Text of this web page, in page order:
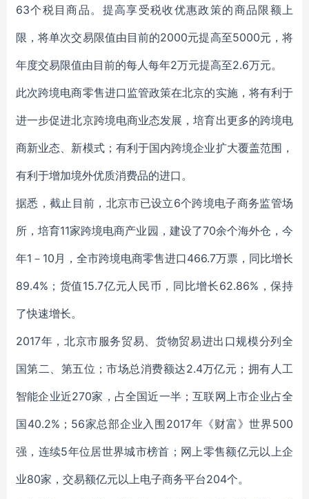
63个税目商品。提高享受税收优惠政策的商品限额上
限，将单次交易限值由目前的2000元提高至5000元，将
年度交易限值由目前的每人每年2万元提高至2.6万元。
此次跨境电商零售进口监管政策在北京的实施，将有利于
进一步促进北京跨境电商业态发展，培育出更多的跨境电
商新业态、新模式；有利于国内跨境企业扩大覆盖范围，
有利于增加境外优质消费品的进口。
据悉，截止目前，北京市已设立6个跨境电子商务监管场
所，培育11家跨境电商产业园，建设了70余个海外仓，今
年1－10月，全市跨境电商零售进口466.7万票，同比增长
89.4%；货值15.7亿元人民币，同比增长62.86%，保持
了快速增长。
2017年，北京市服务贸易、货物贸易进出口规模分列全
国第二、第五位；市场总消费额达2.4万亿元；拥有人工
智能企业近270家，占全国近一半；互联网上市企业占全
国40.2%；56家总部企业入围2017年《财富》世界500
强，连续5年位居世界城市榜首；网上零售额亿元以上企
业80家，交易额亿元以上电子商务平台204个。